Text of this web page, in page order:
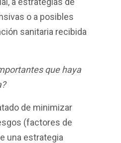
o a posibles
sanitaria recibida
que haya
de minimizar
(factores de
una estrategia